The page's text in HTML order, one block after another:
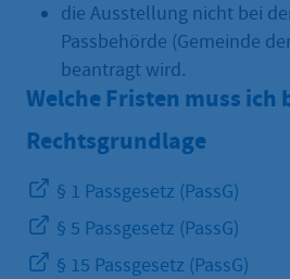
die Ausstellung nicht bei
Passbehörde (Gemeinde
beantragt wird.
Welche Fristen muss ich
Rechtsgrundlage
§ 1 Passgesetz (PassG)
§ 5 Passgesetz (PassG)
§ 15 Passgesetz (PassG)